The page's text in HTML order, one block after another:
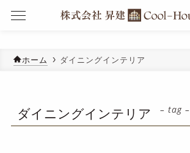
ホーム ダイニングインテリア
ダイニングインテリア – tag –